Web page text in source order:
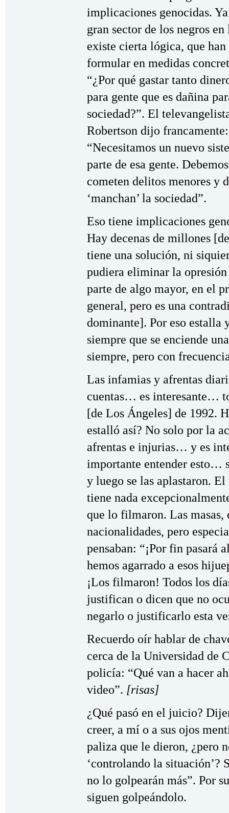
implicaciones genocidas.
gran sector de los negros
existe cierta lógica, que han
formular en medidas
“¿Por qué gastar tanto
para gente que es dañina
sociedad?”. El
Robertson dijo francamente:
“Necesitamos un nuevo
parte de esa gente.
cometen delitos menores y
‘manchan’ la sociedad”.
Eso tiene implicaciones
Hay decenas de millones
tiene una solución, ni
pudiera eliminar la
parte de algo mayor, en el
general, pero es una
dominante]. Por eso estalla
siempre que se enciende
siempre, pero con
Las infamias y afrentas
cuentas… es interesante…
[de Los Ángeles] de 1992.
estalló así? No solo por la
afrentas e injurias… y es
importante entender esto…
y luego se las aplastaron.
tiene nada
que lo filmaron. Las masas,
nacionalidades, pero
pensaban: “¡Por fin pasará
hemos agarrado a esos
¡Los filmaron! Todos los
justifican o dicen que no
negarlo o justificarlo esta
Recuerdo oír hablar de
cerca de la Universidad de
policía: “Qué van a hacer
video”. [risas]
¿Qué pasó en el juicio?
creer, a mí o a sus ojos
paliza que le dieron, ¿pero
‘controlando la situación’?
no lo golpearán más”. Por
siguen golpeándolo.